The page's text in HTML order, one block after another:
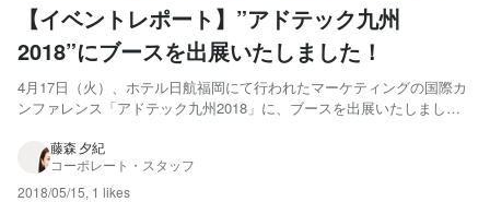
【イベントレポート】”アドテック九州
2018”にブースを出展いたしました！
4月17日（火）、ホテル日航福岡にて行われたマーケティングの国際カ
ンファレンス「アドテック九州2018」に、ブースを出展いたしまし
くさんの企業様にお越しいただき、様々な情報を交換させていただきま
した。 午前から午後にかけては、ブース出展企業によ...
藤森 夕紀
コーポレート・スタッフ
2018/05/15, 1 likes